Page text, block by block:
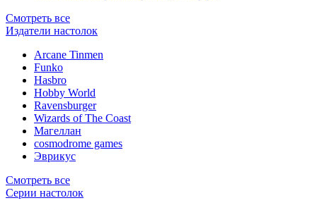
Смотреть все
Издатели настолок
Arcane Tinmen
Funko
Hasbro
Hobby World
Ravensburger
Wizards of The Coast
Магеллан
сosmodrome games
Эврикус
Смотреть все
Серии настолок